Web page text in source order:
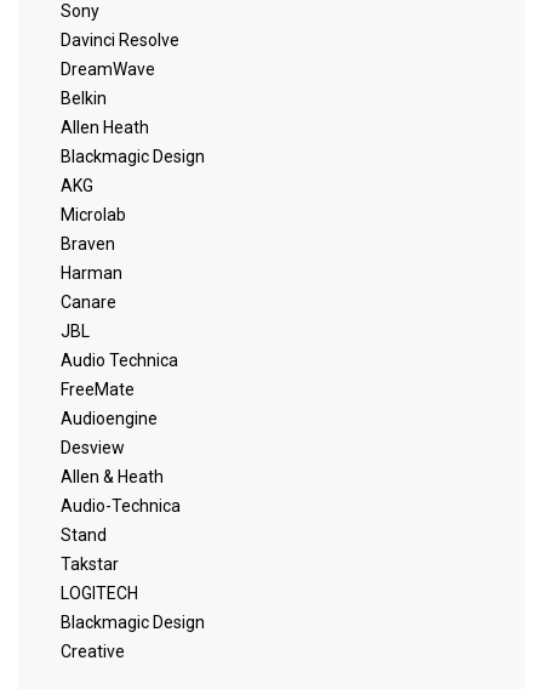
Sony
Davinci Resolve
DreamWave
Belkin
Allen Heath
Blackmagic Design
AKG
Microlab
Braven
Harman
Canare
JBL
Audio Technica
FreeMate
Audioengine
Desview
Allen & Heath
Audio-Technica
Stand
Takstar
LOGITECH
Blackmagic Design
Creative